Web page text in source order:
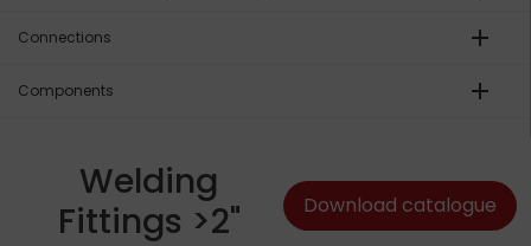
Connections add
Components add
Welding
Fittings >2"
Download catalogue